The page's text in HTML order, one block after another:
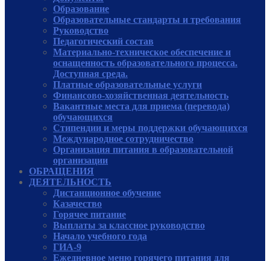
Образование
Образовательные стандарты и требования
Руководcтво
Педагогический состав
Материально-техническое обеспечение и
оснащенность образовательного процесса.
Доступная среда.
Платные образовательные услуги
Финансово-хозяйственная деятельность
Вакантные места для приема (перевода)
обучающихся
Стипендии и меры поддержки обучающихся
Международное сотрудничество
Организация питания в образовательной
организации
ОБРАЩЕНИЯ
ДЕЯТЕЛЬНОСТЬ
Дистанционное обучение
Казачество
Горячее питание
Выплаты за классное руководство
Начало учебного года
ГИА-9
Ежедневное меню горячего питания для